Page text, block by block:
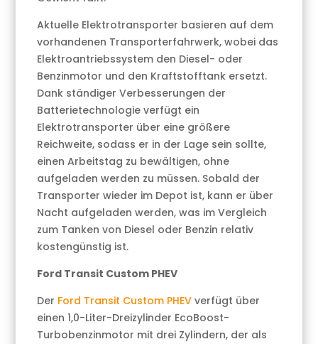
Aktuelle Elektrotransporter basieren auf dem
vorhandenen Transporterfahrwerk, wobei das
Elektroantriebssystem den Diesel- oder
Benzinmotor und den Kraftstofftank ersetzt.
Dank ständiger Verbesserungen der
Batterietechnologie verfügt ein
Elektrotransporter über eine größere
Reichweite, sodass er in der Lage sein sollte,
einen Arbeitstag zu bewältigen, ohne
aufgeladen werden zu müssen. Sobald der
Transporter wieder im Depot ist, kann er über
Nacht aufgeladen werden, was im Vergleich
zum Tanken von Diesel oder Benzin relativ
kostengünstig ist.
Ford Transit Custom PHEV
Der Ford Transit Custom PHEV verfügt über
einen 1,0-Liter-Dreizylinder EcoBoost-
Turbobenzinmotor mit drei Zylindern, der als